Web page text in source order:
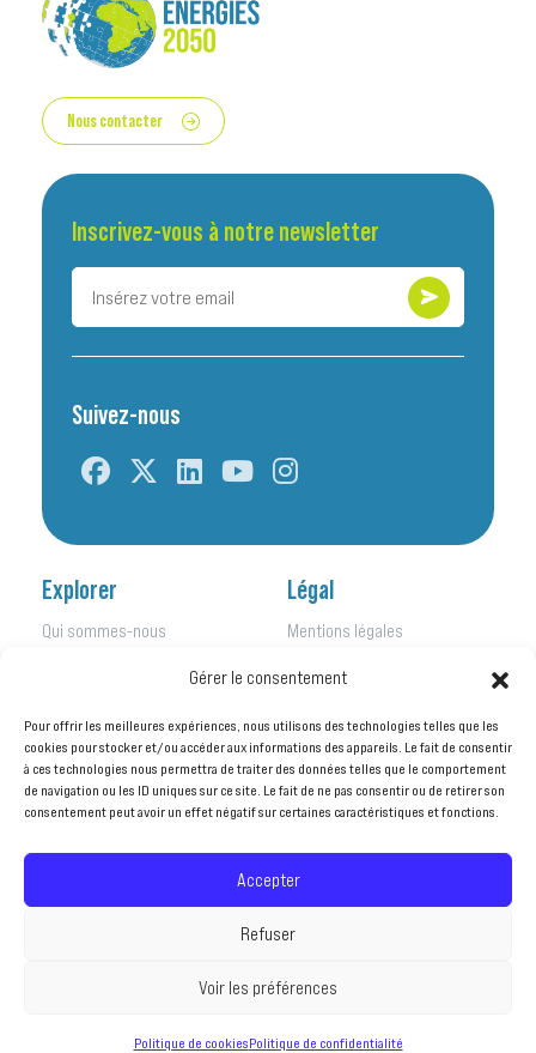
Gérer le consentement
Pour offrir les meilleures expériences, nous utilisons des technologies telles que les
cookies pour stocker et/ou accéder aux informations des appareils. Le fait de consentir
à ces technologies nous permettra de traiter des données telles que le comportement
de navigation ou les ID uniques sur ce site. Le fait de ne pas consentir ou de retirer son
consentement peut avoir un effet négatif sur certaines caractéristiques et fonctions.
Accepter
Refuser
Voir les préférences
Politique de cookiesPolitique de confidentialité
Nous contacter
Explorer
Qui sommes-nous
Nos actualités
Nos publications
Agir avec nous
Légal
Mentions légales
Kit de presse
Inscrivez-vous à notre newsletter
Suivez-nous